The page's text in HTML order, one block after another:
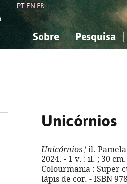
PT EN FR
Sobre Pesquisa
Unicórnios
Unicórnios / il. Pamela
2024. - 1 v. : il. ; 30
Colourmania : Super
lápis de cor. - ISBN